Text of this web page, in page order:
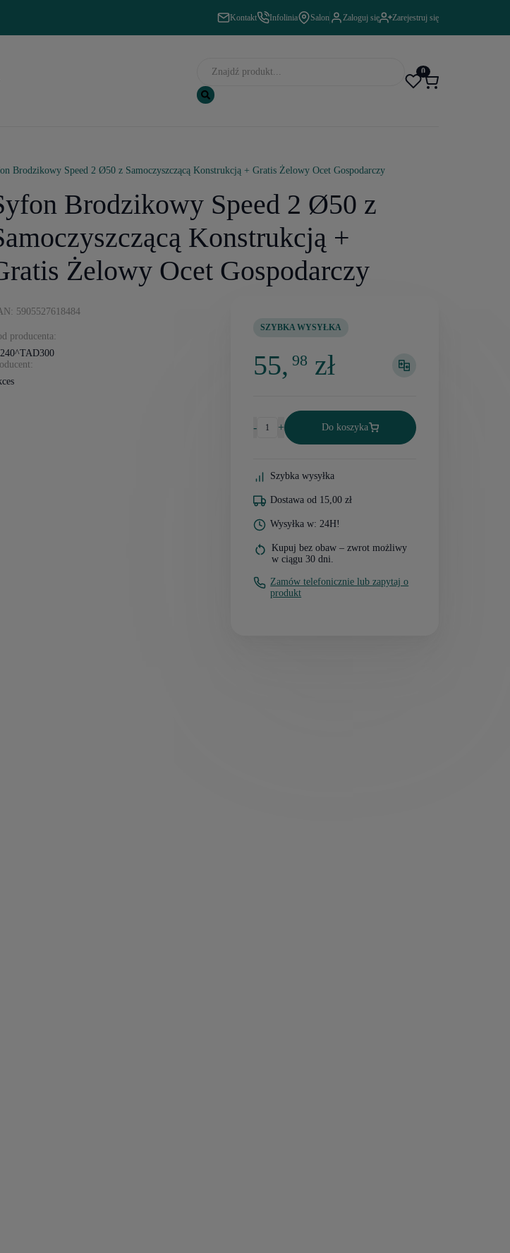
Kontakt Infolinia Salon Zaloguj się Zarejestruj się
0
Brodzikowy Speed 2 Ø50 z Samoczyszczącą Konstrukcją + Gratis Żelowy Ocet Gospodarczy
Brodzikowy Speed 2 Ø50 z
Konstrukcją +
Żelowy Ocet Gospodarczy
5905527618484
producenta:
SZYBKA WYSYŁKA
55,98 zł
- + Do koszyka
Szybka wysyłka
Dostawa od 15,00 zł
Wysyłka w: 24H!
Kupuj bez obaw – zwrot możliwy
w ciągu 30 dni.
Zamów telefonicznie lub zapytaj o
produkt